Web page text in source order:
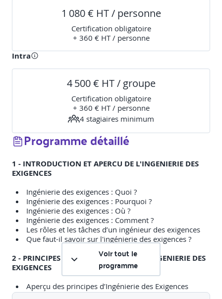
1 080 € HT / personne
Certification obligatoire
+ 360 € HT / personne
Intra
4 500 € HT / groupe
Certification obligatoire
+ 360 € HT / personne
4 stagiaires minimum
Programme détaillé
1 - INTRODUCTION ET APERCU DE L'INGENIERIE DES
EXIGENCES
Ingénierie des exigences : Quoi ?
Ingénierie des exigences : Pourquoi ?
Ingénierie des exigences : Où ?
Ingénierie des exigences : Comment ?
Les rôles et les tâches d’un ingénieur des exigences
Que faut-il savoir sur l'ingénierie des exigences ?
2 - PRINCIPES FONDAMENTEAUX DE L'INGENIERIE DES
EXIGENCES
Aperçu des principes d’Ingénierie des Exigences
Les principes expliqués
Voir tout le
programme